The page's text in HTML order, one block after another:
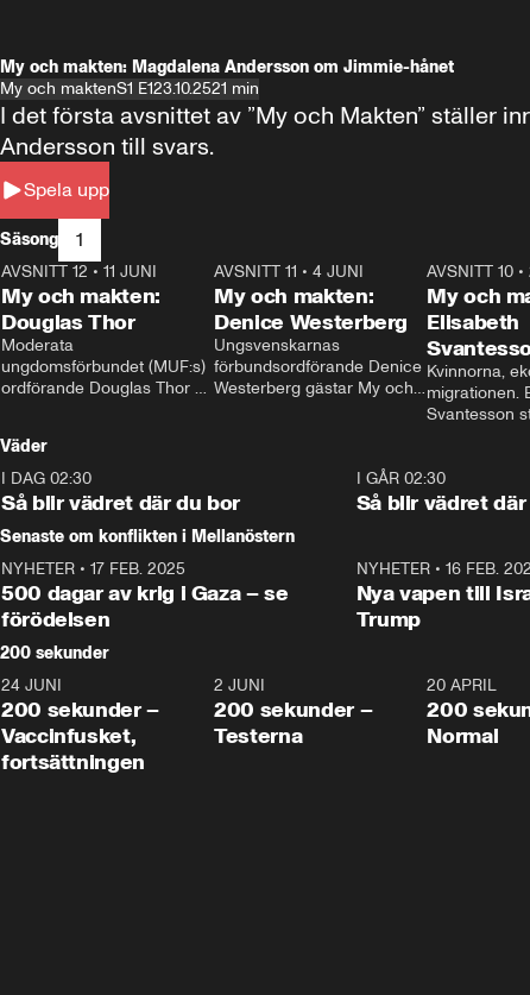
My och makten: Magdalena Andersson om Jimmie-hånet
My och maktenS1 E123.10.2521 min
Spela upp
I det första avsnittet av ”My och Makten” ställer
Andersson till svars.
Säsong 1
26:27
AVSNITT 12 • 11 JUNI
My och makten:
Douglas Thor
Moderata
ungdomsförbundet (MUF:s)
ordförande Douglas Thor
tonårsutvisningarna och hur
Moderaterna ska locka
väljare till valet i höst.
23:40
AVSNITT 11 •4 JUNI
My och makten:
Denice Westerberg
Ungsvenskarnas
förbundsordförande Denice
Westerberg gästar My och
AVSNITT 10 •
My och
Elisabeth
Kvinnorna,
migrationen.
Svantesson
Väder
I DAG 02:30
Så blir vädret där du bor
I GÅR 02:30
Så blir vädret
Senaste om konflikten i Mellanöstern
NYHETER • 17 FEB. 2025
500 dagar av krig i Gaza – se
förödelsen
NYHETER• 16 FEB.
Nya vapen till
Trump
200 sekunder
5:00
24 JUNI
200 sekunder –
Vaccinfusket,
fortsättningen
4:23
2 JUNI
200 sekunder –
Testerna
20 APRIL
200
Normal